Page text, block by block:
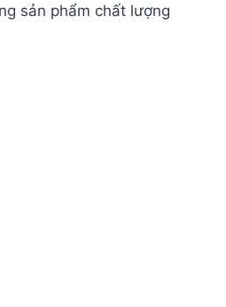
sản phẩm chất lượng